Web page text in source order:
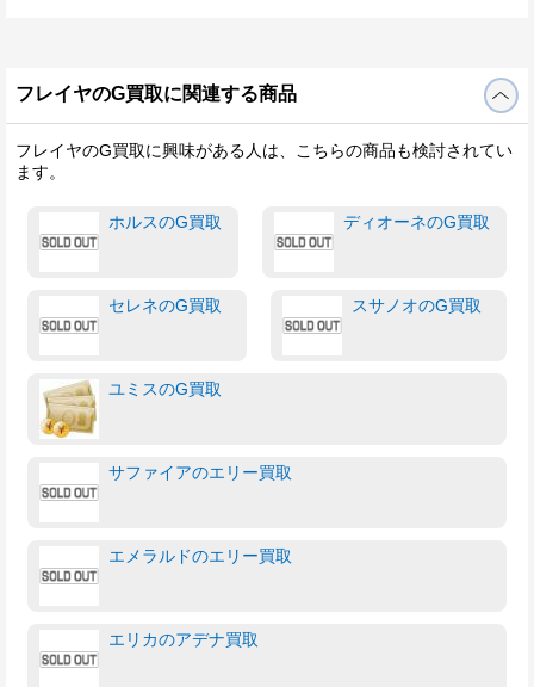
フレイヤのG買取に関連する商品
フレイヤのG買取に興味がある人は、こちらの商品も検討されてい
ます。
ホルスのG買取 ディオーネのG買取
セレネのG買取 スサノオのG買取
ユミスのG買取
サファイアのエリー買取
エメラルドのエリー買取
エリカのアデナ買取